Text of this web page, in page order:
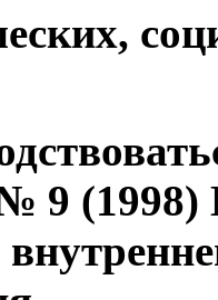
9 (1998)